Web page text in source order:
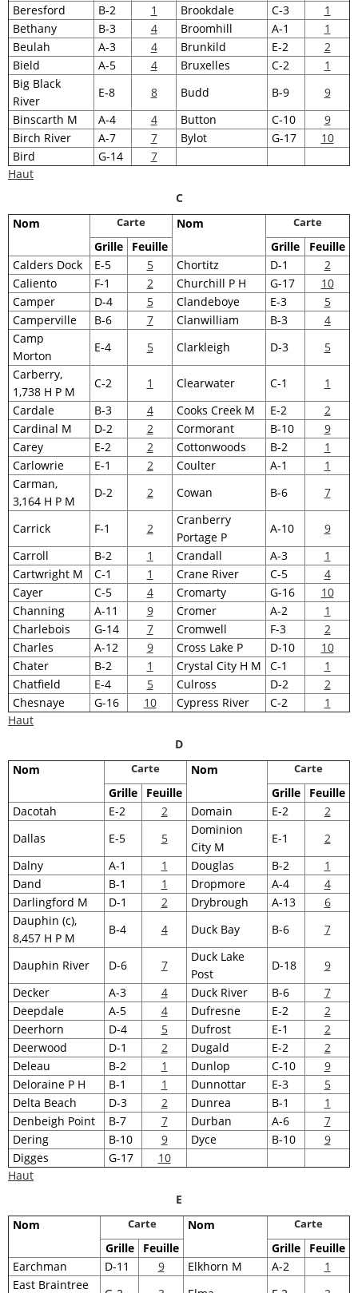
Beresford
B-2 1 Brookdale C-3
1
Bethany
B-3 4 Broomhill A-1
1
Beulah
A-3 4 Brunkild E-2
2
Bield
A-5 4 Bruxelles C-2
1
Big Black
River
E-8 8 Budd B-9
9
Binscarth M
A-4 4 Button C-10
9
Birch River
A-7 7 Bylot G-17
10
Bird
G-14
7
Haut
C
Nom
Carte Nom Carte
Grille Feuille Grille
Feuille
Calders Dock
E-5 5 Chortitz D-1
2
Caliento
F-1 2 Churchill P H G-17
10
Camper
D-4 5 Clandeboye E-3
5
Camperville
B-6 7 Clanwilliam B-3
4
Camp
Morton
E-4 5 Clarkleigh D-3
5
Carberry,
1,738 H P M
C-2 1 Clearwater C-1
1
Cardale
B-3 4 Cooks Creek M E-2
2
Cardinal M
D-2 2 Cormorant B-10
9
Carey
E-2 2 Cottonwoods B-2
1
Carlowrie
E-1 2 Coulter A-1
1
Carman,
3,164 H P M
D-2 2 Cowan B-6 7
Carrick F-1 2
Cranberry
Portage P
A-10
9
Carroll
B-2 1 Crandall A-3
1
Cartwright M
C-1 1 Crane River C-5
4
Cayer
C-5 4 Cromarty G-16
10
Channing
A-11 9 Cromer A-2
1
Charlebois
G-14 7 Cromwell F-3
2
Charles
A-12 9 Cross Lake P D-10
10
Chater
B-2 1 Crystal City H M C-1
1
Chatfield
E-4 5 Culross D-2
2
Chesnaye
G-16 10 Cypress River C-2
1
Haut
D
Nom
Carte Nom Carte
Grille Feuille Grille
Feuille
Dacotah
E-2 2 Domain E-2
2
Dallas
E-5 5
Dominion
City M
E-1
2
Dalny
A-1 1 Douglas B-2
1
Dand
B-1 1 Dropmore A-4
4
Darlingford M
D-1 2 Drybrough A-13
6
Dauphin (c),
8,457 H P M
B-4 4 Duck Bay B-6 7
Dauphin River D-6 7
Duck Lake
Post
D-18
9
Decker
A-3 4 Duck River B-6
7
Deepdale
A-5 4 Dufresne E-2
2
Deerhorn
D-4 5 Dufrost E-1
2
Deerwood
D-1 2 Dugald E-2
2
Deleau
B-2 1 Dunlop C-10
9
Deloraine P H
B-1 1 Dunnottar E-3
5
Delta Beach
D-3 2 Dunrea B-1
1
Denbeigh Point
B-7 7 Durban A-6
7
Dering
B-10 9 Dyce B-10
9
Digges
G-17
10
Haut
E
Nom
Carte Nom Carte
Grille Feuille Grille
Feuille
Earchman
D-11 9 Elkhorn M A-2
1
East Braintree